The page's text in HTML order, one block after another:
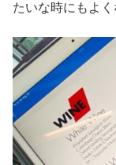
たいな時にもよ